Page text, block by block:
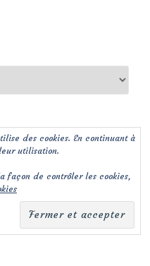
des cookies. En continuant à
utilisation.
façon de contrôler les cookies,